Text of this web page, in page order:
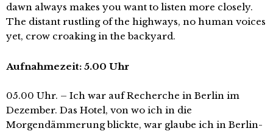
dawn always makes you want to listen more closely.
The distant rustling of the highways, no human voices
yet, crow croaking in the backyard.
Aufnahmezeit: 5.00 Uhr
05.00 Uhr. – Ich war auf Recherche in Berlin im
Dezember. Das Hotel, von wo ich in die
Morgendämmerung blickte, war glaube ich in Berlin-